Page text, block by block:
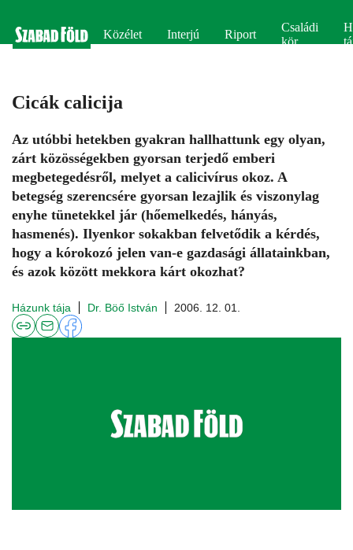
Közélet Interjú Riport
Családi
kör
Cicák calicija
Az utóbbi hetekben gyakran hallhattunk egy olyan,
zárt közösségekben gyorsan terjedő emberi
megbetegedésről, melyet a calicivírus okoz. A
betegség szerencsére gyorsan lezajlik és viszonylag
enyhe tünetekkel jár (hőemelkedés, hányás,
hasmenés). Ilyenkor sokakban felvetődik a kérdés,
hogy a kórokozó jelen van-e gazdasági állatainkban,
és azok között mekkora kárt okozhat?
Házunk tája Dr. Böő István 2006. 12. 01.